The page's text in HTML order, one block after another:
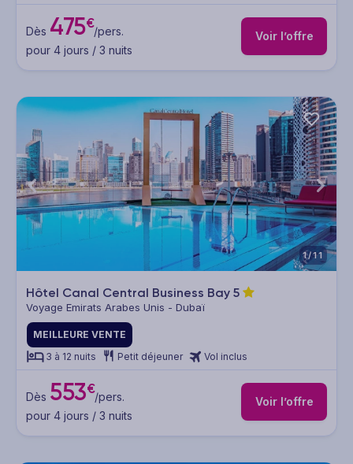
Dès 475€/pers.
pour 4 jours / 3 nuits
Voir l’offre
1/11
Hôtel Canal Central Business Bay 5
Voyage Emirats Arabes Unis - Dubaï
MEILLEURE VENTE
3 à 12 nuits
Petit déjeuner Vol inclus
Dès 553€/pers.
pour 4 jours / 3 nuits
Voir l’offre